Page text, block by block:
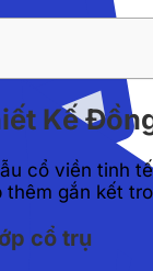
Kế
cổ viền tinh
gắn kết
cổ trụ